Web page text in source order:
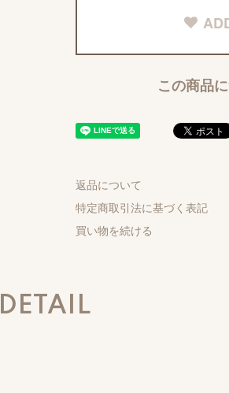
この商品
返品について
特定商取引法に基づく表記
買い物を続ける
DETAIL